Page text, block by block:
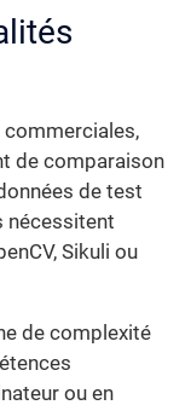
de comparaison
de test
nécessitent
Sikuli ou
de complexité
ou en